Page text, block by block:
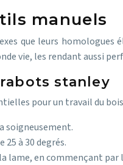
manuels
que leurs
vie, les rendant aussi
stanley
pour un travail du
soigneusement.
25 à 30 degrés.
lame, en commençant par